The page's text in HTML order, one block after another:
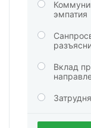
эмпатия
Вклад